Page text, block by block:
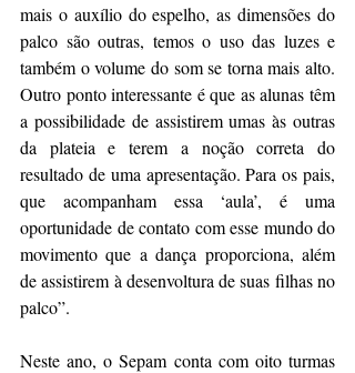
mais o auxílio do espelho, as dimensões do
palco são outras, temos o uso das luzes e
também o volume do som se torna mais alto.
Outro ponto interessante é que as alunas têm
a possibilidade de assistirem umas às outras
da plateia e terem a noção correta do
resultado de uma apresentação. Para os pais,
que acompanham essa ‘aula’, é uma
oportunidade de contato com esse mundo do
movimento que a dança proporciona, além
de assistirem à desenvoltura de suas filhas no
palco”.
Neste ano, o Sepam conta com oito turmas